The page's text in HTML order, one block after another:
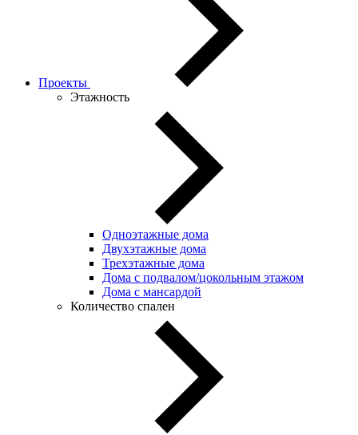
Проекты
Этажность
Одноэтажные дома
Двухэтажные дома
Трехэтажные дома
Дома с подвалом/цокольным этажом
Дома с мансардой
Количество спален